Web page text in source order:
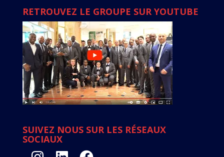
RETROUVEZ LE GROUPE SUR YOUTUBE
SUIVEZ NOUS SUR LES RÉSEAUX
SOCIAUX
InstagramLinkedIn Facebook